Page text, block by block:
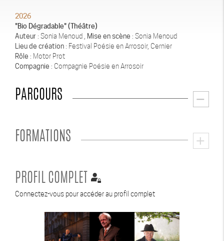
2026
"Bio Dégradable" (Théâtre)
Auteur : Sonia Menoud , Mise en scène : Sonia Menoud
Lieu de création : Festival Poésie en Arrosoir, Cernier
Rôle : Motor Prot
Compagnie : Compagnie Poésie en Arrosoir
PARCOURS remove
FORMATIONS add
PROFIL COMPLET
Connectez-vous pour accéder au profil complet